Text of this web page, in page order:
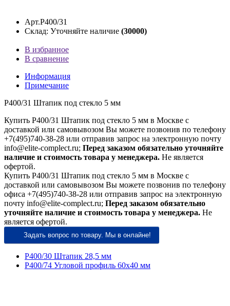
Арт.P400/31
Склад: Уточняйте наличие (30000)
В избранное
В сравнение
Информация
Примечание
P400/31 Штапик под стекло 5 мм
Купить P400/31 Штапик под стекло 5 мм в Москве с
доставкой или самовывозом Вы можете позвонив по телефону
+7(495)740-38-28 или отправив запрос на электронную почту
info@elite-complect.ru; Перед заказом обязательно уточняйте
наличие и стоимость товара у менеджера. Не является
офертой.
Купить P400/31 Штапик под стекло 5 мм в Москве с
доставкой или самовывозом Вы можете позвонив по телефону
офиса +7(495)740-38-28 или отправив запрос на электронную
почту info@elite-complect.ru; Перед заказом обязательно
уточняйте наличие и стоимость товара у менеджера. Не
является офертой.
Задать вопрос по товару. Мы в онлайне!
P400/30 Штапик 28,5 мм
P400/74 Угловой профиль 60х40 мм